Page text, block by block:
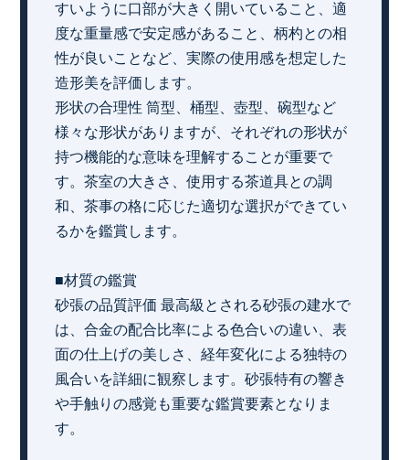
すいように口部が大きく開いていること、適
度な重量感で安定感があること、柄杓との相
性が良いことなど、実際の使用感を想定した
造形美を評価します。
形状の合理性 筒型、桶型、壺型、碗型など
様々な形状がありますが、それぞれの形状が
持つ機能的な意味を理解することが重要で
す。茶室の大きさ、使用する茶道具との調
和、茶事の格に応じた適切な選択ができてい
るかを鑑賞します。
■材質の鑑賞
砂張の品質評価 最高級とされる砂張の建水で
は、合金の配合比率による色合いの違い、表
面の仕上げの美しさ、経年変化による独特の
風合いを詳細に観察します。砂張特有の響き
や手触りの感覚も重要な鑑賞要素となりま
す。